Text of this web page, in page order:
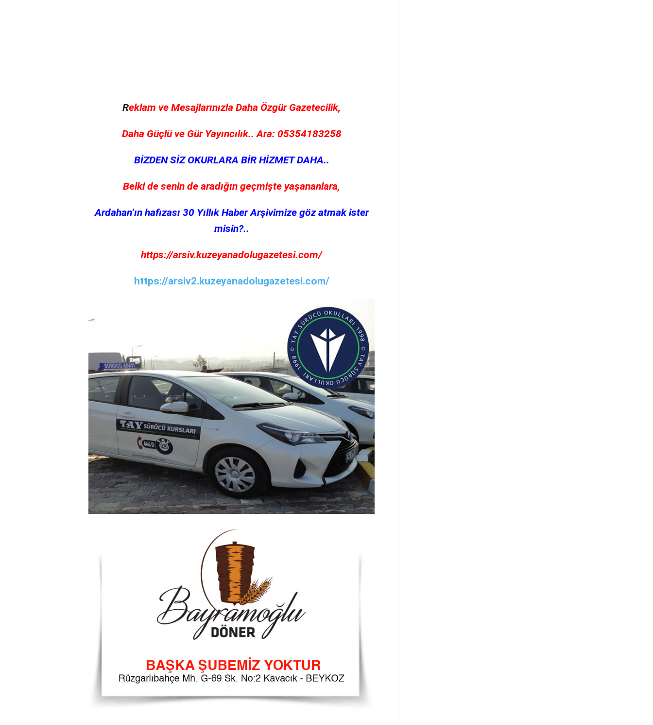
Reklam ve Mesajlarınızla Daha Özgür Gazetecilik,
Daha Güçlü ve Gür Yayıncılık.. Ara: 05354183258
BİZDEN SİZ OKURLARA BİR HİZMET DAHA..
Belki de senin de aradığın geçmişte yaşananlara,
Ardahan’ın hafızası 30 Yıllık Haber Arşivimize göz atmak ister
misin?..
https://arsiv.kuzeyanadolugazetesi.com/
https://arsiv2.kuzeyanadolugazetesi.com/